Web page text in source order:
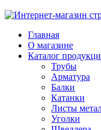
Главная
О магазине
Каталог
Трубы
Арматура
Балки
Катанки
Листы
Уголки